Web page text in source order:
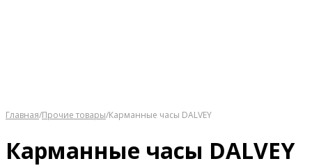
Главная/Прочие товары/Карманные часы DALVEY
Карманные часы DALVEY